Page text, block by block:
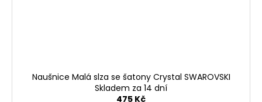
Naušnice Malá slza se šatony Crystal SWAROVSKI
Skladem za 14 dní
475 Kč